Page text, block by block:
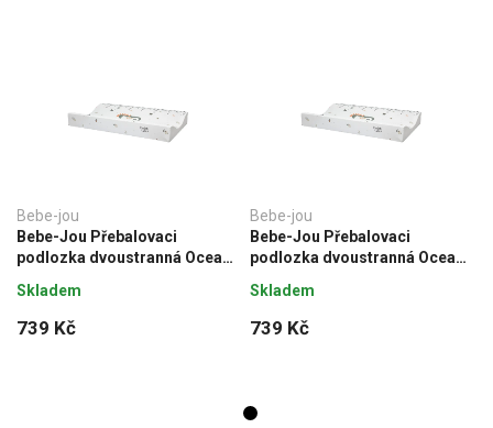
Bebe-jou
Bebe-Jou Přebalovaci
podlozka dvoustranná Ocean
739 Kč
Skladem
Bebe-jou
Bebe-Jou Přebalovaci
podlozka dvoustranná Ocean
739 Kč
Skladem